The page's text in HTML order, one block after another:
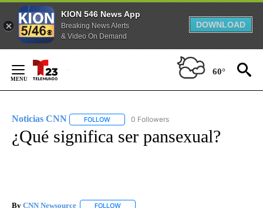
KION 546 News App
Breaking News Alerts
& Video On Demand
DOWNLOAD
Content
60°
Noticias CNN FOLLOW FOLLOW "NOTICIAS CNN" TO RECEIVE
0 Followers
¿Qué significa ser pansexual?
By CNN Newsource FOLLOW